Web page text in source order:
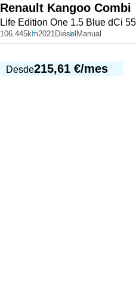
Renault Kangoo Combi
Life Edition One 1.5 Blue dCi
106.445km2021 DiéselManual
Desde215,61 €/mes